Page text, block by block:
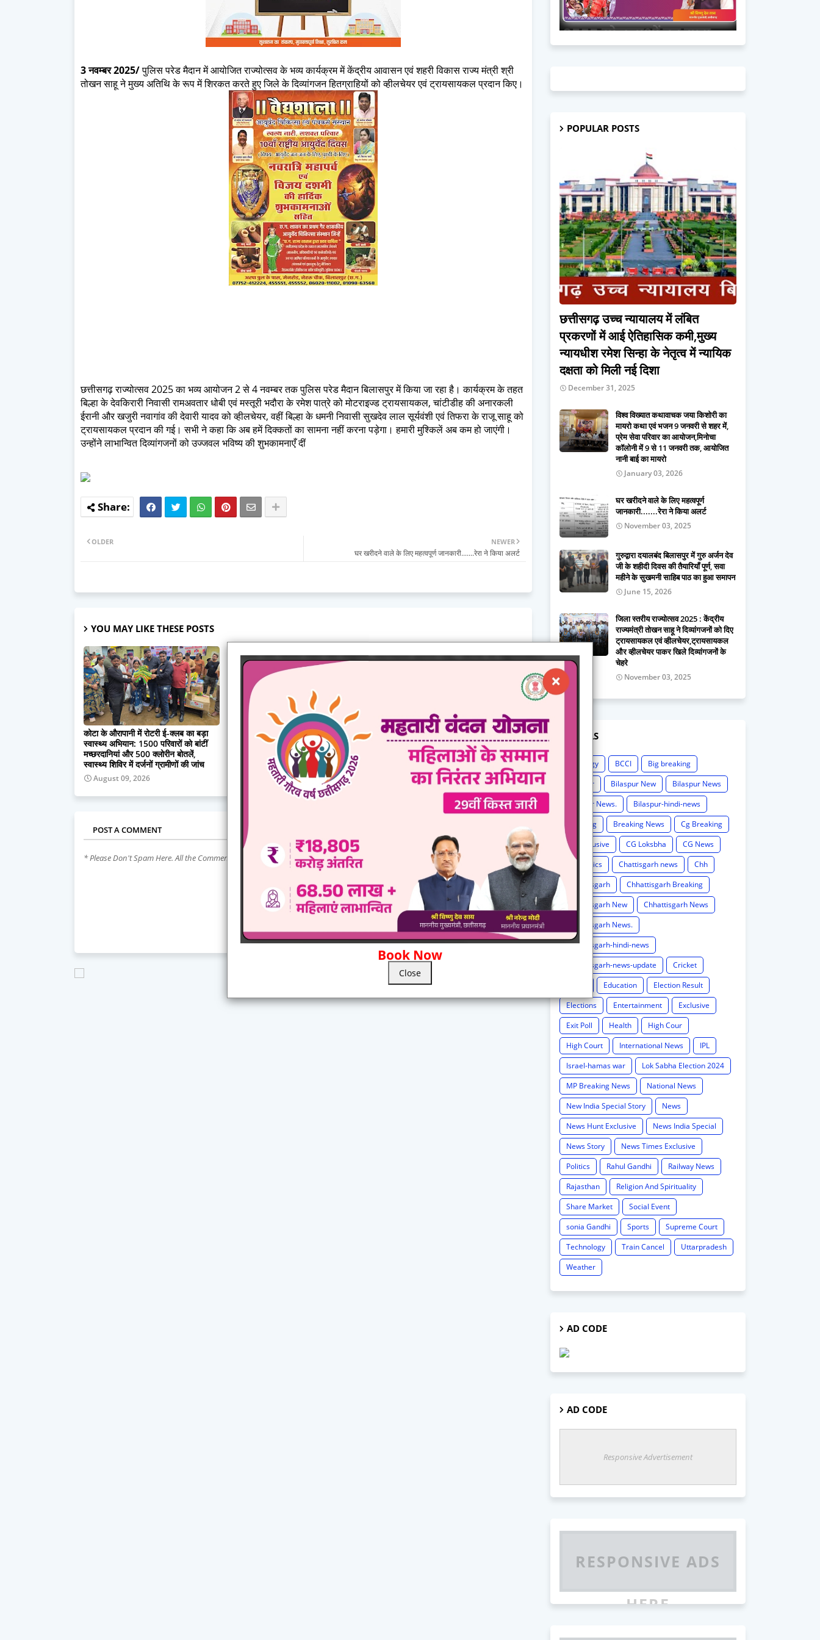
3 नवम्बर 2025/पुलिस परेड मैदान में आयोजित राज्योत्सव के भव्य कार्यक्रम में केंद्रीय आवासन एवं शहरी विकास राज्य मंत्री श्री
तोखन साहू ने मुख्य अतिथि के रूप में शिरकत करते हुए जिले के दिव्यांगजन हितग्राहियों को व्हीलचेयर एवं ट्रायसायकल प्रदान किए।
छत्तीसगढ़ राज्योत्सव 2025 का भव्य आयोजन 2 से 4 नवम्बर तक पुलिस परेड मैदान बिलासपुर में किया जा रहा है। कार्यक्रम के तहत
बिल्हा के देवकिरारी निवासी रामअवतार धोबी एवं मस्तूरी भदौरा के रमेश पात्रे को मोटराइज्ड ट्रायसायकल, चांटीडीह की अनारकली
ईरानी और खजुरी नवागांव की देवारी यादव को व्हीलचेयर, वहीं बिल्हा के धमनी निवासी सुखदेव लाल सूर्यवंशी एवं तिफरा के राजू साहू को
ट्रायसायकल प्रदान की गई। सभी ने कहा कि अब हमें दिक्कतों का सामना नहीं करना पड़ेगा। हमारी मुश्किलें अब कम हो जाएंगी।
उन्होंने लाभान्वित दिव्यांगजनों को उज्जवल भविष्य की शुभकामनाएँ दीं
NEWER
घर खरीदने वाले के लिए महत्वपूर्ण जानकारी.......रेरा ने किया अलर्ट
OLDER
YOU MAY LIKE THESE POSTS
कोटा के औरापानी में रोटरी ई-क्लब का बड़ा
स्वास्थ्य अभियान: 1500 परिवारों को बांटीं
मच्छरदानियां और 500 क्लोरीन बोतलें,
स्वास्थ्य शिविर में दर्जनों ग्रामीणों की जांच
August 09, 2026
असम बाढ़ संकट: छत्तीसगढ़ सरकार ने बढ़ाये
मदद के हाथ, आपदा कोष से ₹5 करोड़ की
राहत राशि मंजूर
August 09, 2026
पर्यटन मंत्री राजेश अग्रवाल से ग्लोबल ट्रैवल
एसोसिएशन के प्रतिनिधिमंडल की सौजन्य भेंट
August 09, 2026
POST A COMMENT 0 Comments
* Please Don't Spam Here. All the Comments are Reviewed by Admin.
Book Now
Close
POPULAR POSTS
छत्तीसगढ़ उच्च न्यायालय में लंबित
प्रकरणों में आई ऐतिहासिक कमी,मुख्य
न्यायधीश रमेश सिन्हा के नेतृत्व में न्यायिक
दक्षता को मिली नई दिशा
December 31, 2025
विश्व विख्यात कथावाचक जया किशोरी का
मायरो कथा एवं भजन 9 जनवरी से शहर में,
प्रेम सेवा परिवार का आयोजन,मिनोचा
कॉलोनी में 9 से 11 जनवरी तक, आयोजित
नानी बाई का मायरो
January 03, 2026
घर खरीदने वाले के लिए महत्वपूर्ण
जानकारी.......रेरा ने किया अलर्ट
November 03, 2025
गुरुद्वारा दयालबंद बिलासपुर में गुरु अर्जन देव
जी के शहीदी दिवस की तैयारियाँ पूर्ण, सवा
महीने के सुखमनी साहिब पाठ का हुआ समापन
June 15, 2026
जिला स्तरीय राज्योत्सव 2025 : केंद्रीय
राज्यमंत्री तोखन साहू ने दिव्यांगजनों को दिए
ट्रायसायकल एवं व्हीलचेयर,ट्रायसायकल
और व्हीलचेयर पाकर खिले दिव्यांगजनों के
चेहरे
November 03, 2025
LABELS
Astrology BCCI
Big breaking
Bilaspur
Bilaspur New
Bilaspur News
Bilaspur News.
Bilaspur-hindi-news
Breaking
Breaking News
Cg Breaking
CG exclusive
CG Loksbha
CG News
CG politics
Chattisgarh news
Chh
Chhattisgarh
Chhattisgarh Breaking
Chhattisgarh New
Chhattisgarh News
Chhattisgarh News.
Chhattisgarh-hindi-news
Chhattisgarh-news-update
Cricket
Education
Election Result
Elections
Entertainment
Exclusive
Exit Poll
Health
High Cour
High Court
International News
IPL
Israel-hamas war
Lok Sabha Election 2024
MP Breaking News
National News
New India Special Story
News
News Hunt Exclusive
News India Special
News Story
News Times Exclusive
Politics
Rahul Gandhi
Railway News
Rajasthan
Religion And Spirituality
Share Market
Social Event
sonia Gandhi
Sports
Supreme Court
Technology
Train Cancel
Uttarpradesh
Weather
AD CODE
AD CODE
Responsive Advertisement
RESPONSIVE ADS
HERE